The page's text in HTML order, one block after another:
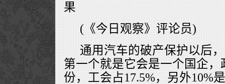
果
(《今日观察》评论员)
通用汽车的破产保护以后
第一个就是它会是一个国企，
份，工会占17.5%，另外10%